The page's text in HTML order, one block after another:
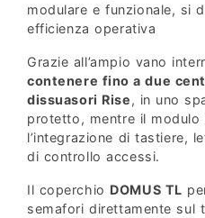
modulare e funzionale, si
efficienza operativa
Grazie all’ampio vano
contenere fino a due
dissuasori Rise, in uno
protetto, mentre il modulo
l’integrazione di tastiere,
di controllo accessi.
Il coperchio DOMUS TL
semafori direttamente sul